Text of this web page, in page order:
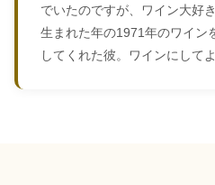
でいたのですが、ワイン大好
生まれた年の1971年のワイン
してくれた彼。ワインにして